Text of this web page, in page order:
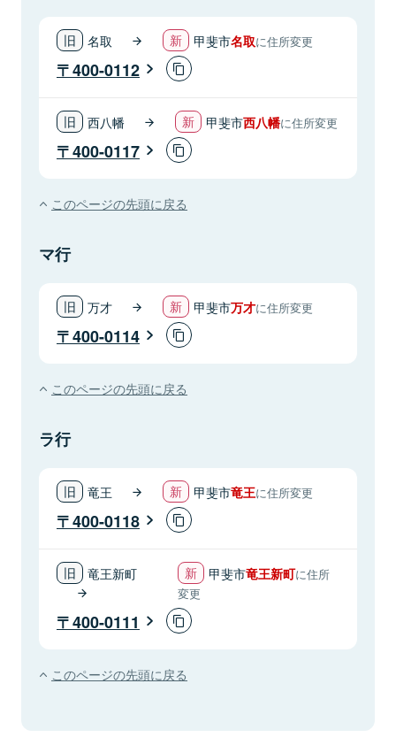
名取 甲斐市名取に住所変更
400-0112
西八幡 甲斐市西八幡に住所変更
400-0117
このページの先頭に戻る
マ行
万才 甲斐市万才に住所変更
400-0114
このページの先頭に戻る
ラ行
竜王 甲斐市竜王に住所変更
400-0118
竜王新町 甲斐市竜王新町に住所
変更
400-0111
このページの先頭に戻る